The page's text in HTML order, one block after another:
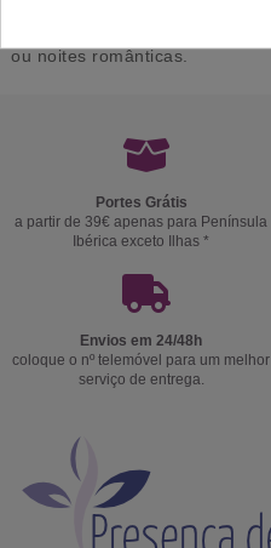
ou noites românticas.
Portes Grátis
a partir de 39€ apenas para Península
Ibérica exceto Ilhas *
Envios em 24/48h
coloque o nº telemóvel para um melhor
serviço de entrega.